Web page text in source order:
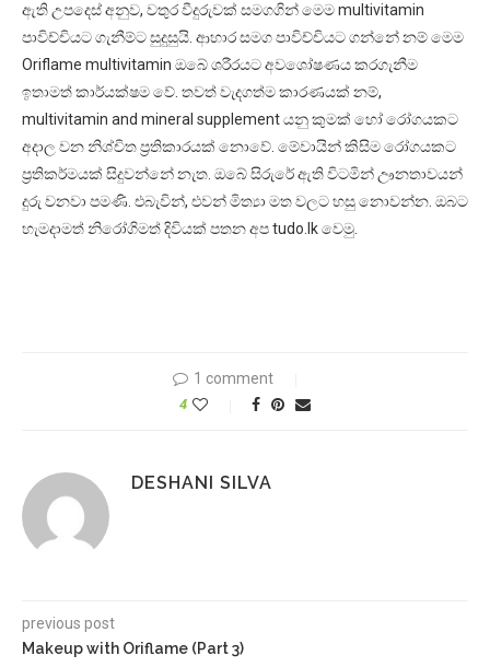
ඇති උපදෙස් අනුව, වතුර වීදුරුවක් සමගගින් මෙම multivitamin
පාවිච්චියට ගැනීම්ට සුදුසුයි. ආහාර සමග පාවිච්චියට ගන්නේ නම් මෙම
Oriflame multivitamin ඔබේ ශරීරයට අවශෝෂණය කරගැනීම
ඉතාමත් කාර්යක්ෂම වේ. තවත් වැදගත්ම කාරණයක් නම්,
multivitamin and mineral supplement යනු කුමක් හෝ රෝගයකට
අදාල වන නිශ්චිත ප්‍රතිකාරයක් නොවේ. මේවායින් කිසිම රෝගයකට
ප්‍රතිකර්මයක් සිදුවන්නේ නැත. ඔබේ සිරුරේ ඇති විටමින් ඌනතාවයන්
දුරු වනවා පමණි. එබැවින්, එවන් මිත්‍යා මත වලට හසු නොවන්න. ඔබට
හැමදාමත් නිරෝගිමත් දිවියක් පතන අප tudo.lk වෙමු.
1 comment
4
DESHANI SILVA
previous post
Makeup with Oriflame (Part 3)